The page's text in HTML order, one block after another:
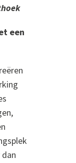
een